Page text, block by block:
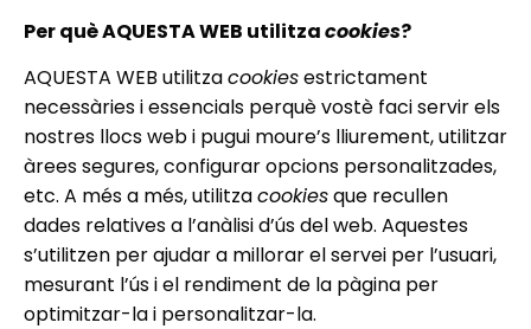
Per què AQUESTA WEB utilitzacookies?
AQUESTA WEB utilitzacookiesestrictament
necessàries i essencials perquè vostè faci servir els
nostres llocs web i pugui moure’s lliurement, utilitzar
àrees segures, configurar opcions personalitzades,
etc. A més a més, utilitzacookiesque recullen
dades relatives a l’anàlisi d’ús del web. Aquestes
s’utilitzen per ajudar a millorar el servei per l’usuari,
mesurant l’ús i el rendiment de la pàgina per
optimitzar-la i personalitzar-la.